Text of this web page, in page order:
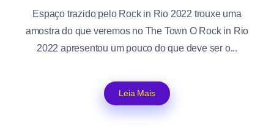
Espaço trazido pelo Rock in Rio 2022 trouxe uma
amostra do que veremos no The Town O Rock in Rio
2022 apresentou um pouco do que deve ser o...
Leia Mais